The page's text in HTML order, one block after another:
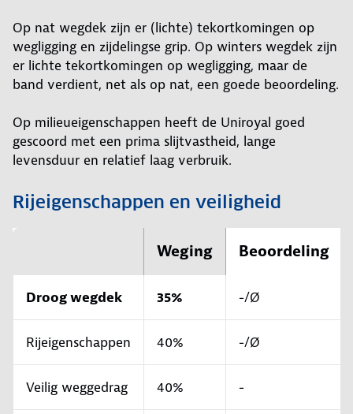
Op nat wegdek zijn er (lichte) tekortkomingen op
wegligging en zijdelingse grip. Op winters wegdek zijn
er lichte tekortkomingen op wegligging, maar de
band verdient, net als op nat, een goede beoordeling.
Op milieueigenschappen heeft de Uniroyal goed
gescoord met een prima slijtvastheid, lange
levensduur en relatief laag verbruik.
Rijeigenschappen en veiligheid
Weging Beoordeling
Droog wegdek 35% -/Ø
Rijeigenschappen 40% -/Ø
Veilig weggedrag 40% -